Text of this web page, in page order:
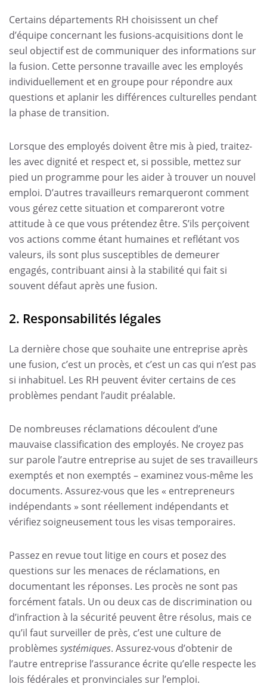
Certains départements RH choisissent un chef
d’équipe concernant les fusions-acquisitions dont le
seul objectif est de communiquer des informations sur
la fusion. Cette personne travaille avec les employés
individuellement et en groupe pour répondre aux
questions et aplanir les différences culturelles pendant
la phase de transition.
Lorsque des employés doivent être mis à pied, traitez-
les avec dignité et respect et, si possible, mettez sur
pied un programme pour les aider à trouver un nouvel
emploi. D’autres travailleurs remarqueront comment
vous gérez cette situation et compareront votre
attitude à ce que vous prétendez être. S’ils perçoivent
vos actions comme étant humaines et reflétant vos
valeurs, ils sont plus susceptibles de demeurer
engagés, contribuant ainsi à la stabilité qui fait si
souvent défaut après une fusion.
2. Responsabilités légales
La dernière chose que souhaite une entreprise après
une fusion, c’est un procès, et c’est un cas qui n’est pas
si inhabituel. Les RH peuvent éviter certains de ces
problèmes pendant l’audit préalable.
De nombreuses réclamations découlent d’une
mauvaise classification des employés. Ne croyez pas
sur parole l’autre entreprise au sujet de ses travailleurs
exemptés et non exemptés – examinez vous-même les
documents. Assurez-vous que les « entrepreneurs
indépendants » sont réellement indépendants et
vérifiez soigneusement tous les visas temporaires.
Passez en revue tout litige en cours et posez des
questions sur les menaces de réclamations, en
documentant les réponses. Les procès ne sont pas
forcément fatals. Un ou deux cas de discrimination ou
d’infraction à la sécurité peuvent être résolus, mais ce
qu’il faut surveiller de près, c’est une culture de
problèmes systémiques. Assurez-vous d’obtenir de
l’autre entreprise l’assurance écrite qu’elle respecte les
lois fédérales et pronvinciales sur l’emploi.